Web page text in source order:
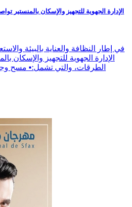
الإدارة الجهوية للتجهيز والإسكان
في إطار النظافة والعناية بالبيئة
الإدارة الجهوية للتجهيز
الطرقات، والتي تشمل:▪️ مسح